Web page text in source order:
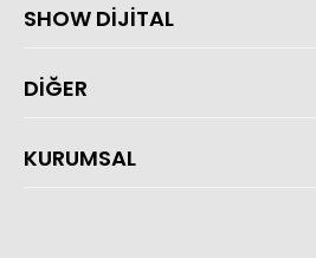
SHOW DİJİTAL
DİĞER
KURUMSAL